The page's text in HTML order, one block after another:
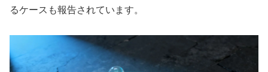
るケースも報告されています。